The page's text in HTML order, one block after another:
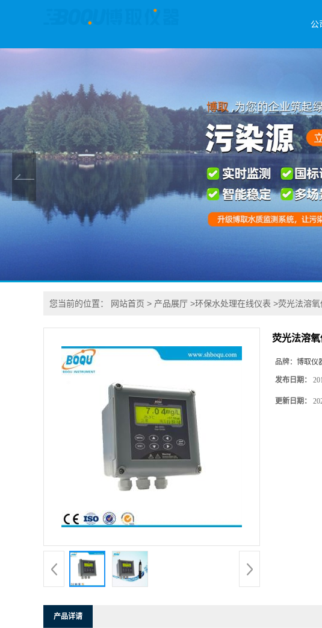
公
您当前的位置： 网站首页 > 产品展厅 >环保水处理在线仪表 >荧光法溶
荧光法溶
品牌： 博取仪
发布日期：
更新日期：
产品详请